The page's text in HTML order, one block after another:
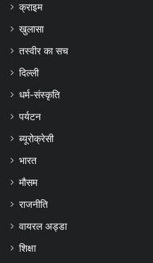
क्राइम
खुलासा
तस्वीर का सच
दिल्ली
धर्म-संस्कृति
पर्यटन
ब्यूरोक्रेसी
भारत
मौसम
राजनीति
वायरल अड्डा
शिक्षा